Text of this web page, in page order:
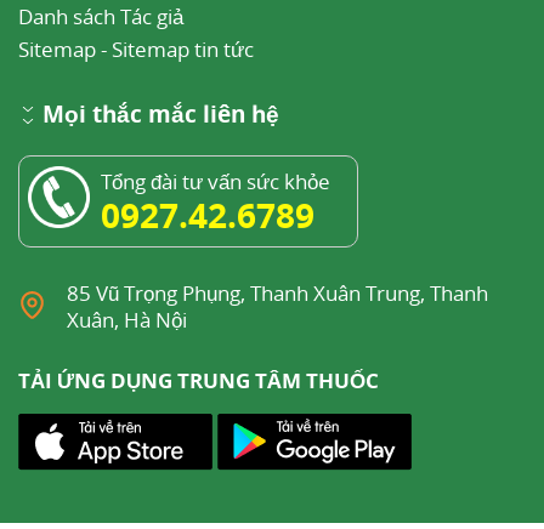
Danh sách Tác giả
Sitemap- Sitemap tin tức
Mọi thắc mắc liên hệ
Tổng đài tư vấn sức khỏe
0927.42.6789
85 Vũ Trọng Phụng, Thanh Xuân Trung, Thanh
Xuân, Hà Nội
TẢI ỨNG DỤNG TRUNG TÂM THUỐC